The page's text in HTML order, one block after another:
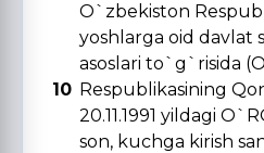
10
O`zbekiston
yoshlarga oid davlat
asoslari to`g`risida
Respublikasining
20.11.1991 yildagi
son, kuchga kirish